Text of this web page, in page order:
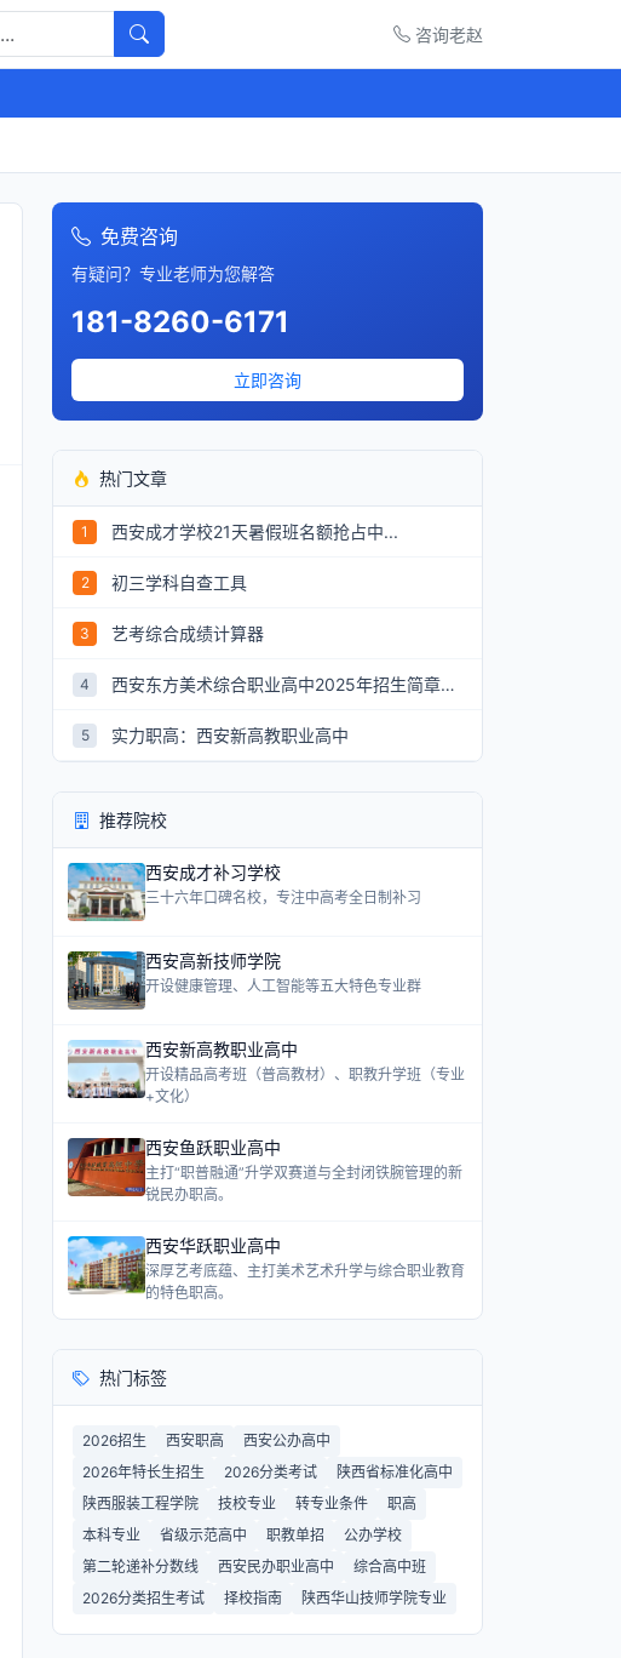
咨询老赵
免费咨询
有疑问？专业老师为您解答
181-8260-6171
立即咨询
热门文章
1 西安成才学校21天暑假班名额抢占中...
2 初三学科自查工具
3 艺考综合成绩计算器
4 西安东方美术综合职业高中2025年招生简章：艺术升学新航道
5 实力职高：西安新高教职业高中
推荐院校
西安成才补习学校
三十六年口碑名校，专注中高考全日制补习
西安高新技师学院
开设健康管理、人工智能等五大特色专业群
西安新高教职业高中
开设精品高考班（普高教材）、职教升学班（专业
+文化）
西安鱼跃职业高中
主打“职普融通”升学双赛道与全封闭铁腕管理的新
锐民办职高。
西安华跃职业高中
深厚艺考底蕴、主打美术艺术升学与综合职业教育
的特色职高。
热门标签
2026招生 西安职高
西安公办高中
2026年特长生招生
2026分类考试
陕西省标准化高中
陕西服装工程学院
技校专业 转专业条件
职高
本科专业
省级示范高中 职教单招
公办学校
第二轮递补分数线
西安民办职业高中
综合高中班
2026分类招生考试
择校指南 陕西华山技师学院专业